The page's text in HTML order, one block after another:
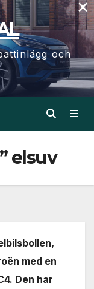
och
elsuv
med en
Den har
×